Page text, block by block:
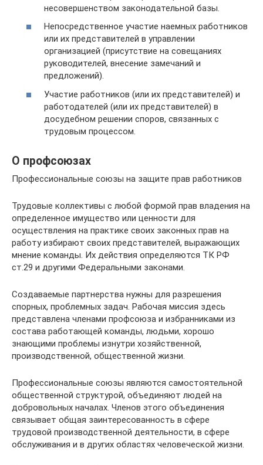
несовершенством законодательной базы.
Непосредственное участие наемных работников
или их представителей в управлении
организацией (присутствие на совещаниях
руководителей, внесение замечаний и
предложений).
Участие работников (или их представителей) и
работодателей (или их представителей) в
досудебном решении споров, связанных с
трудовым процессом.
О профсоюзах
Профессиональные союзы на защите прав работников
Трудовые коллективы с любой формой прав владения на
определенное имущество или ценности для
осуществления на практике своих законных прав на
работу избирают своих представителей, выражающих
мнение команды. Их действия определяются ТК РФ
ст.29 и другими Федеральными законами.
Создаваемые партнерства нужны для разрешения
спорных, проблемных задач. Рабочая миссия здесь
представлена членами профсоюза и избранниками из
состава работающей команды, людьми, хорошо
знающими проблемы изнутри хозяйственной,
производственной, общественной жизни.
Профессиональные союзы являются самостоятельной
общественной структурой, объединяют людей на
добровольных началах. Членов этого объединения
связывает общая заинтересованность в сфере
трудовой производственной деятельности, в сфере
обслуживания и в других областях человеческой жизни.